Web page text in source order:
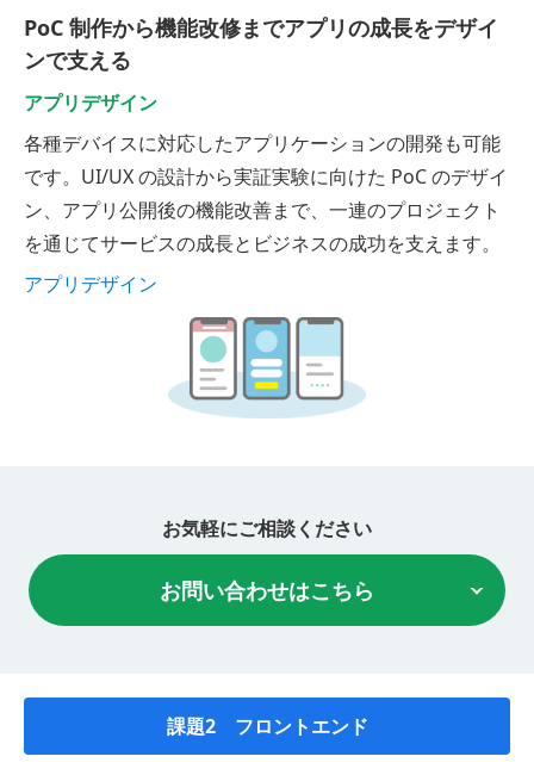
PoC 制作から機能改修までアプリの成長をデザイ
ンで支える
アプリデザイン
各種デバイスに対応したアプリケーションの開発も可能
です。UI/UX の設計から実証実験に向けた PoC のデザイ
ン、アプリ公開後の機能改善まで、一連のプロジェクト
を通じてサービスの成長とビジネスの成功を支えます。
アプリデザイン
お気軽にご相談ください
お問い合わせはこちら
課題2 フロントエンド